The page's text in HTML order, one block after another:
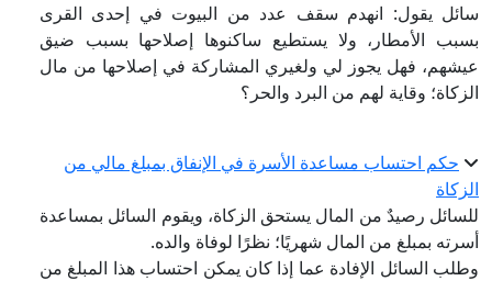
سائل يقول: انهدم سقف عدد من البيوت في إحدى القرى
بسبب الأمطار، ولا يستطيع ساكنوها إصلاحها بسبب ضيق
عيشهم، فهل يجوز لي ولغيري المشاركة في إصلاحها من مال
الزكاة؛ وقاية لهم من البرد والحر؟
حكم احتساب مساعدة الأسرة في الإنفاق بمبلغ مالي من
الزكاة
للسائل رصيدٌ من المال يستحق الزكاة، ويقوم السائل بمساعدة
أسرته بمبلغ من المال شهريًا؛ نظرًا لوفاة والده.
وطلب السائل الإفادة عما إذا كان يمكن احتساب هذا المبلغ من